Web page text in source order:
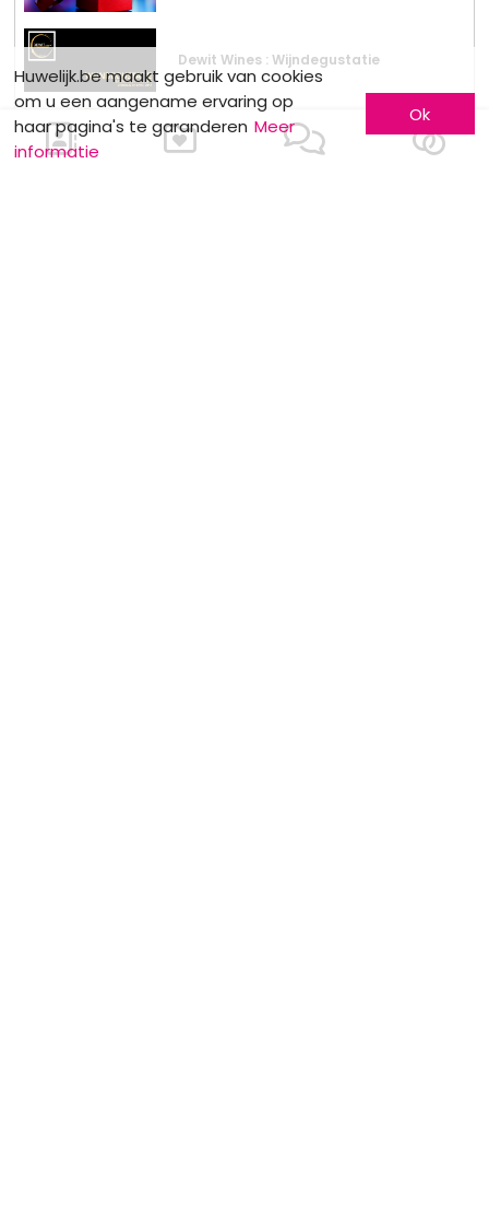
Dewit Wines : Wijndegustatie
Stockverkoop by Anne Sophie
Huwelijk.be maakt gebruik van cookies
om u een aangename ervaring op
haar pagina's te garanderen Meer
informatie
Ok